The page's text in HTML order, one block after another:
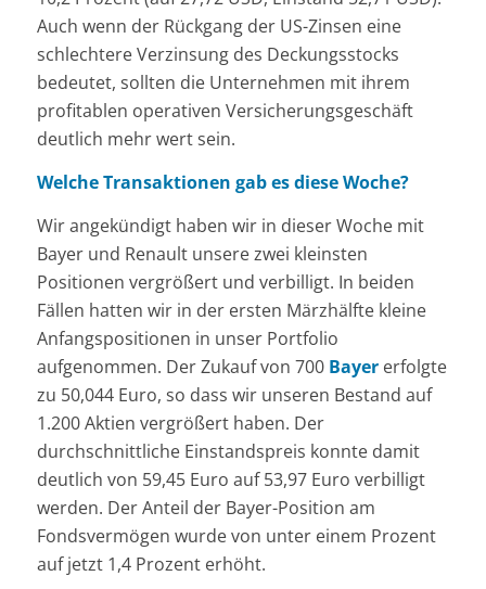
Auch wenn der Rückgang der US-Zinsen eine
schlechtere Verzinsung des Deckungsstocks
bedeutet, sollten die Unternehmen mit ihrem
profitablen operativen Versicherungsgeschäft
deutlich mehr wert sein.
Welche Transaktionen gab es diese Woche?
Wir angekündigt haben wir in dieser Woche mit
Bayer und Renault unsere zwei kleinsten
Positionen vergrößert und verbilligt. In beiden
Fällen hatten wir in der ersten Märzhälfte kleine
Anfangspositionen in unser Portfolio
aufgenommen. Der Zukauf von 700 Bayererfolgte
zu 50,044 Euro, so dass wir unseren Bestand auf
1.200 Aktien vergrößert haben. Der
durchschnittliche Einstandspreis konnte damit
deutlich von 59,45 Euro auf 53,97 Euro verbilligt
werden. Der Anteil der Bayer-Position am
Fondsvermögen wurde von unter einem Prozent
auf jetzt 1,4 Prozent erhöht.